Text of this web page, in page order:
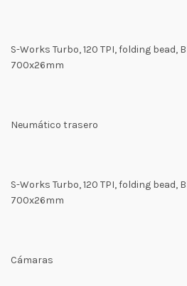
S-Works Turbo, 120 TPI, folding
700x26mm
Neumático trasero
S-Works Turbo, 120 TPI, folding
700x26mm
Cámaras